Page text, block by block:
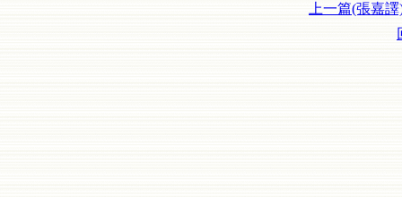
上一篇(張嘉譯